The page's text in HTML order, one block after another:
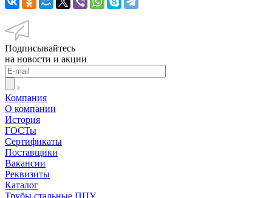
Подписывайтесь
на новости и акции
Компания
О компании
История
ГОСТы
Сертификаты
Поставщики
Вакансии
Реквизиты
Каталог
Трубы стальные ППУ